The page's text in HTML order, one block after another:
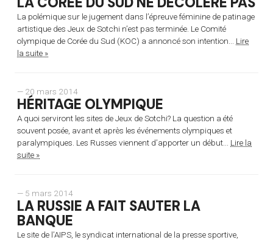
La polémique sur le jugement dans l’épreuve féminine de patinage
artistique des Jeux de Sotchi n’est pas terminée. Le Comité
olympique de Corée du Sud (KOC) a annoncé son intention... Lire
la suite »
— 20 mars 2014
HÉRITAGE OLYMPIQUE
A quoi serviront les sites de Jeux de Sotchi? La question a été
souvent posée, avant et après les événements olympiques et
paralympiques. Les Russes viennent d’apporter un début... Lire la
suite »
— 5 mars 2014
LA RUSSIE A FAIT SAUTER LA
BANQUE
Le site de l’AIPS, le syndicat international de la presse sportive,